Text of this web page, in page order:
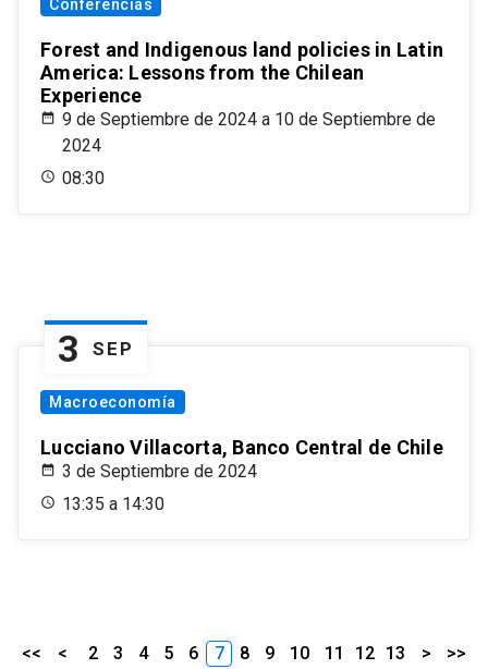
Conferencias
Forest and Indigenous land policies in Latin
America: Lessons from the Chilean
Experience
9 de Septiembre de 2024 a 10 de Septiembre de
2024
08:30
3 SEP
Macroeconomía
Lucciano Villacorta, Banco Central de Chile
3 de Septiembre de 2024
13:35 a 14:30
<< < 2 3 4 5 6 7 8 9 10 11 12 13 > >>